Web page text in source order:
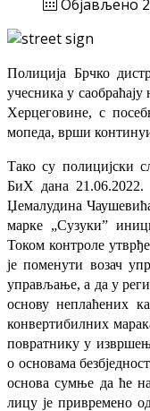
Објављено
Полиција Брчко
учесника у
Херцеговине, с
мопеда, врши
Тако су полицијски
БиХ дана 21.06.2022.
Џемалудина
марке „Сузуки”
Током контроле
је поменути возач
управљање, а да у
основу неплаћених
конвертибилних
повратнику у
о основама
основа сумње да ће
лицу јепривремено